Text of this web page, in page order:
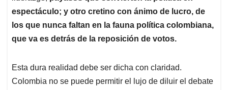
espectáculo; y otro cretino con ánimo de lucro, de
los que nunca faltan en la fauna política colombiana,
que va es detrás de la reposición de votos.
Esta dura realidad debe ser dicha con claridad.
Colombia no se puede permitir el lujo de diluir el debate